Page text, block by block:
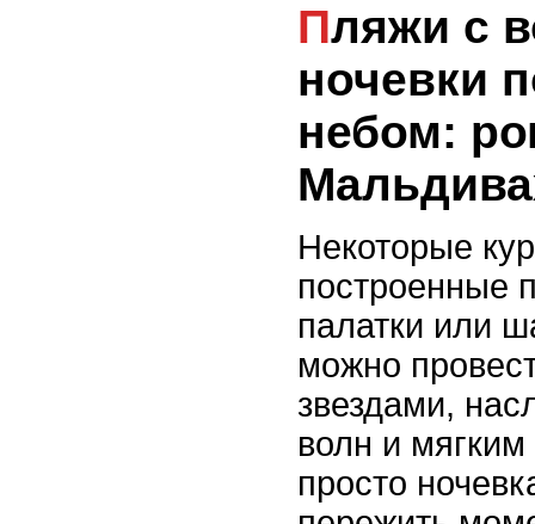
Пляжи с возможностью
ночевки
небом:
Некоторые
построенные
палатки или
можно
звездами,
волн и
просто